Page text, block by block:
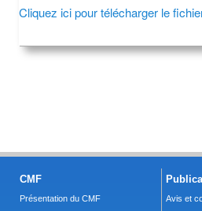
Cliquez ici pour télécharger le
CMF
Présentation du CMF
Avis et